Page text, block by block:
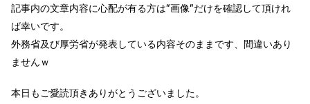
記事内の文章内容に心配が有る方は”画像”だけを確認して頂けれ
ば幸いです。
外務省及び厚労省が発表している内容そのままです、間違いあり
ませんｗ
本日もご愛読頂きありがとうございました。